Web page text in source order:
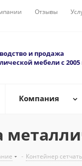
Отзывы
и продажа
мебели с 2005
Компания
- Контейнер